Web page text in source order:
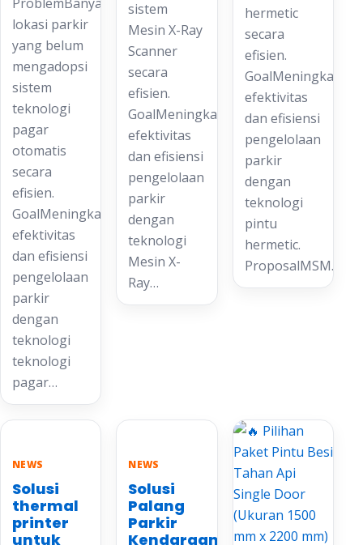
lokasi parkir
yang belum
mengadopsi
sistem
teknologi
pagar
otomatis
secara
efisien.
GoalMeningkatkan
efektivitas
dan efisiensi
pengelolaan
parkir
dengan
teknologi
teknologi
pagar…
sistem
Mesin X-Ray
Scanner
secara
efisien.
GoalMeningkatkan
efektivitas
dan efisiensi
pengelolaan
parkir
dengan
teknologi
Mesin X-
Ray…
hermetic
secara
efisien.
GoalMeningkatkan
efektivitas
dan efisiensi
pengelolaan
parkir
dengan
teknologi
pintu
hermetic.
ProposalMSM…
NEWS
Solusi
thermal
printer
untuk
NEWS
Solusi
Palang
Parkir
Kendaraan